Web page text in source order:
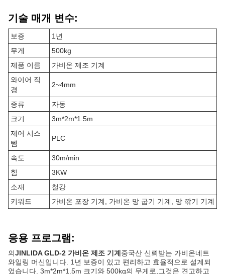
기술 매개 변수:
보증
1년
무게
500kg
제품 이름
가비온 제조 기계
와이어 직
경
2~4mm
종류
자동
크기
3m*2m*1.5m
제어 시스
템
PLC
속도
30m/min
힘
3KW
소재
철강
키워드
가비온 포장 기계, 가비온 망 굽기 기계, 망 깎기 기계
응용 프로그램:
의JINLIDA GLD-2 가비온 제조 기계 중국산 신뢰받는 가비온네트
와일링 머신입니다. 1년 보증이 있고 편리하고 효율적으로 설계되
었습니다. 3m*2m*1.5m 크기와 500kg의 무게로,그것은 견고하고